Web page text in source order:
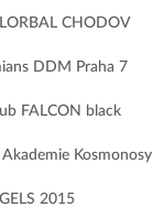
CHODOV
DDM Praha 7
FALCON black
Kosmonosy
2015